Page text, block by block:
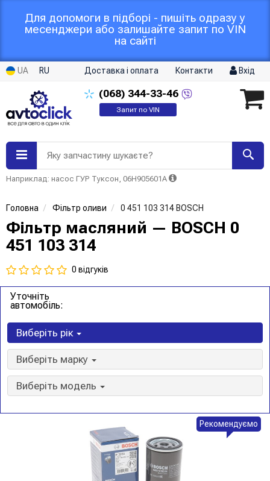
Для допомоги в підборі - пишіть одразу у
месенджери або залишайте запит по VIN
на сайті
UA RU Доставка і оплата Контакти Вхід
(068) 344-33-46
Запит по VIN
Яку запчастину шукаєте?
Наприклад: насос ГУР Туксон, 06H905601A
Головна Фільтр оливи 0 451 103 314 BOSCH
Фільтр масляний — BOSCH 0
451 103 314
0 відгуків
Уточніть
автомобіль:
Виберіть рік
Виберіть марку
Виберіть модель
Рекомендуємо